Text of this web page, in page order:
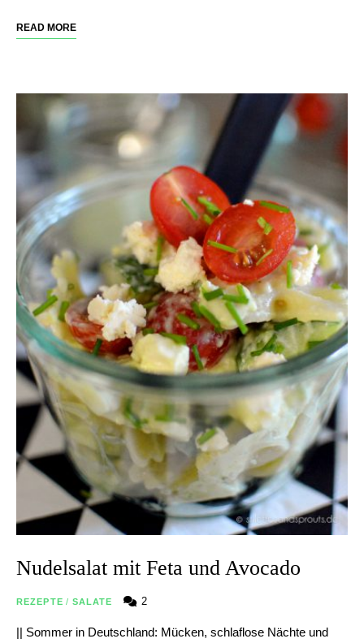
READ MORE
Nudelsalat mit Feta und Avocado
REZEPTE / SALATE 2
|| Sommer in Deutschland: Mücken, schlaflose Nächte und